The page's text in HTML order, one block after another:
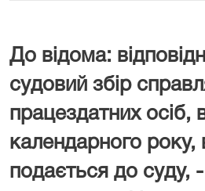
До відома:
судовий збір
працездатних осіб,
календарного року,
подається до суду,